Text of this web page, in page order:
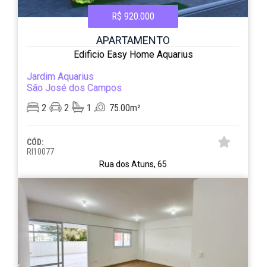
R$ 920.000
APARTAMENTO
Edificio Easy Home Aquarius
Jardim Aquarius
São José dos Campos
2
2 1 75.00m²
CÓD:
RI10077
Rua dos Atuns, 65